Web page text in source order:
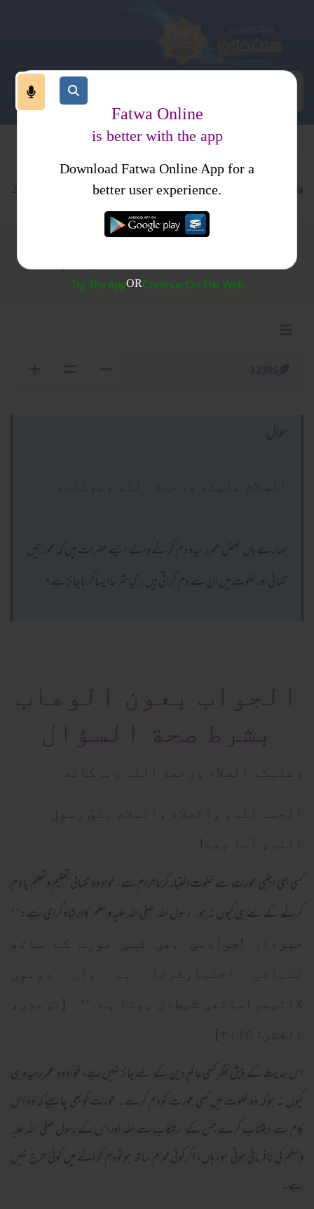
دم و جھاڑ پھونک کتب فتاوی فتاوی اصحاب الحدیث جلد2
(403) عورتوں کا تنہائی اور خلوت میں دم کروانا
السلام عليكم ورحمة الله وبركاته
ہمارے ہاں بعض عمررسیدہ دم کرنے والے ایسے حضرات ہیں کہ عورتیں
تنہائی اورخلوت میں ان سے دم کراتی ہیں ۔ کیاشرعاًایساکرناجائز ہے؟
الجواب بعون الوهاب
بشرط صحة السؤال
وعلیکم السلام ورحمة اللہ وبرکاته
الحمد لله، والصلاة والسلام علىٰ رسول
الله، أما بعد!
کسی بھی اجنبی عورت سے خلوت اختیارکرناحرام ہے، خواہ وہ تنہائی تعلیم وتعلّم یا دم
کرنے کے لئے ہی کیوں نہ ہو۔ رسول اللہ صلی اللہ علیہ وسلم کاارشادگرامی ہے: ’’
خبردار !جوآدمی بھی کسی عورت کے ساتھ
تنہائی اختیارکرتا ہے ،ان دونوں
کاتیسراساتھی شیطان ہوتا ہے۔‘‘ [ترمذی،
الفتن: ۲۱۶۵]
اس حدیث کے پیش نظر کسی عالم دین کے لئے جائز نہیں ہے، خواہ وہ عمر رسیدہ ہی
کیوں نہ ہو کہ وہ خلوت میں کسی عورت کودم کرے۔ عورت کوبھی چاہیے کہ وہ اس
کام سے اجتناب کرے جس کے ارتکاب سے اللہ اوراس کے رسول صلی اللہ علیہ
وسلم کی نافرمانی ہوتی ہو، ہاں، اگرکوئی محرم ساتھ ہوتودم کرانے میں کوئی حرج نہیں
ہے۔
Fatwa Online
is better with the app
Download Fatwa Online App for a
better user experience.
Try The AppORContinue On The Web